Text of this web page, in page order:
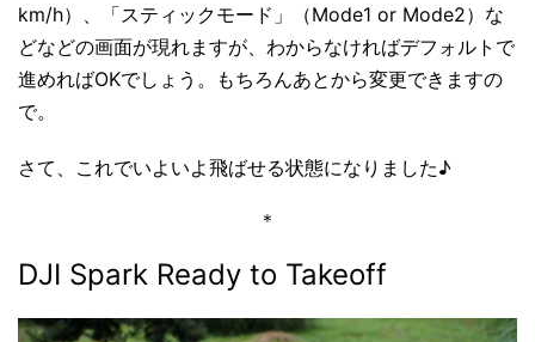
km/h）、「スティックモード」（Mode1 or Mode2）な
どなどの画面が現れますが、わからなければデフォルトで
進めればOKでしょう。もちろんあとから変更できますの
で。
さて、これでいよいよ飛ばせる状態になりました♪
＊
DJI Spark Ready to Takeoff